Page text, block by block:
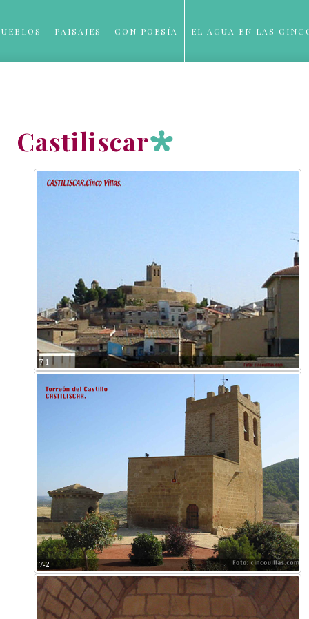
PAISAJES CON POESÍA EL AGUA EN LAS
Castiliscar
7-1
7-2